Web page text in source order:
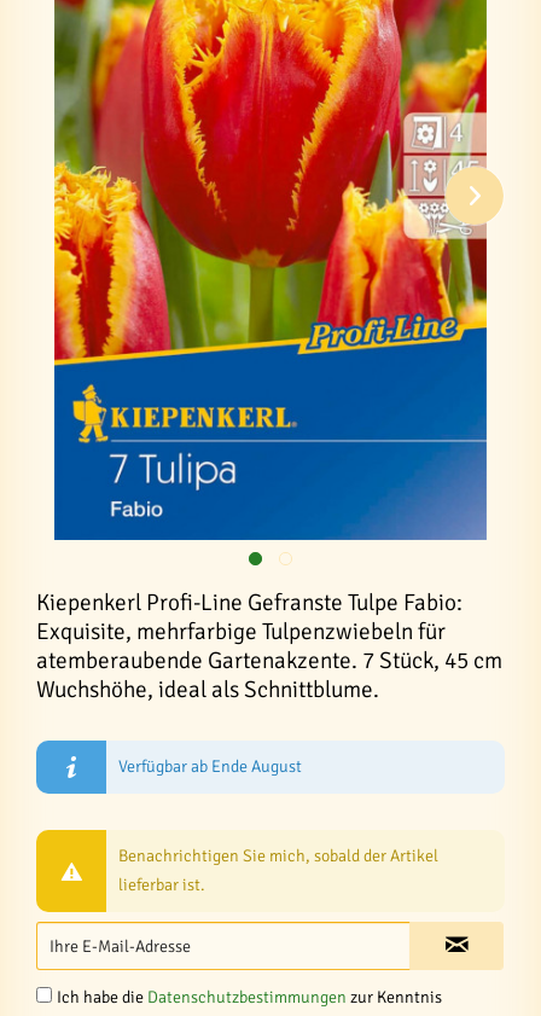
Kiepenkerl Profi-Line Gefranste Tulpe Fabio:
Exquisite, mehrfarbige Tulpenzwiebeln für
atemberaubende Gartenakzente. 7 Stück, 45 cm
Wuchshöhe, ideal als Schnittblume.
Verfügbar ab Ende August
Benachrichtigen Sie mich, sobald der Artikel
lieferbar ist.
Ich habe die Datenschutzbestimmungen zur Kenntnis